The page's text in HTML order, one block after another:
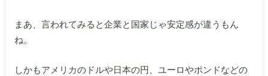
まあ、言われてみると企業と国家じゃ安定感が違うもん
ね。
しかもアメリカのドルや日本の円、ユーロやポンドなどの